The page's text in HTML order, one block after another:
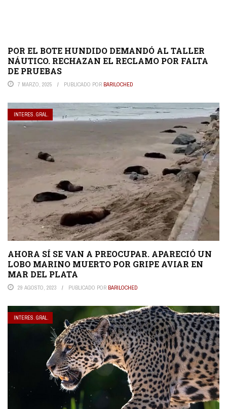
POR EL BOTE HUNDIDO DEMANDÓ AL TALLER
NÁUTICO. RECHAZAN EL RECLAMO POR FALTA
DE PRUEBAS
7 MARZO, 2025 PUBLICADO POR BARILOCHED
INTERES. GRAL.
AHORA SÍ SE VAN A PREOCUPAR. APARECIÓ UN
LOBO MARINO MUERTO POR GRIPE AVIAR EN
MAR DEL PLATA
29 AGOSTO, 2023 PUBLICADO POR BARILOCHED
INTERES. GRAL.